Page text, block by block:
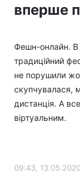
вперше
Фешн-онлайн. В
традиційний
не порушили
скупчувалася,
дистанція. А
віртуальним.
09:43,